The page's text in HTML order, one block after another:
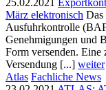
März elektronisch Das
Ausfuhrkontrolle
Genehmigungen und
Form versenden. Eine
Versendung [...] weiter
Atlas Fachliche News